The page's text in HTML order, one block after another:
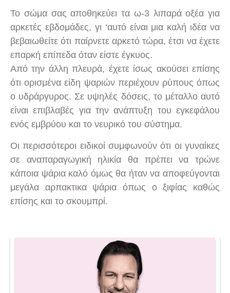
Το σώμα σας αποθηκεύει τα ω-3 λιπαρά οξέα για
αρκετές εβδομάδες, γι ‘αυτό είναι μια καλή ιδέα να
βεβαιωθείτε ότι παίρνετε αρκετό τώρα, έτσι να έχετε
επαρκή επίπεδα όταν είστε έγκυος.
Από την άλλη πλευρά, έχετε ίσως ακούσει επίσης
ότι ορισμένα είδη ψαριών περιέχουν ρύπους όπως
ο υδράργυρος. Σε υψηλές δόσεις, το μέταλλο αυτό
είναι επιβλαβές για την ανάπτυξη του εγκεφάλου
ενός εμβρύου και το νευρικό του σύστημα.
Οι περισσότεροι ειδικοί συμφωνούν ότι οι γυναίκες
σε αναπαραγωγική ηλικία θα πρέπει να τρώνε
κάποια ψάρια καλό όμως θα ήταν να αποφεύγονται
μεγάλα αρπακτικα ψάρια όπως ο ξιφίας καθώς
επίσης και το σκουμπρί.